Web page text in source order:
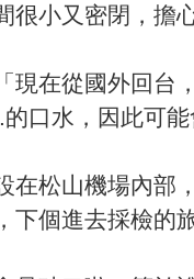
很小又密閉，擔
現在從國外回台
口水，因此可
在松山機場內部
下個進去採檢的